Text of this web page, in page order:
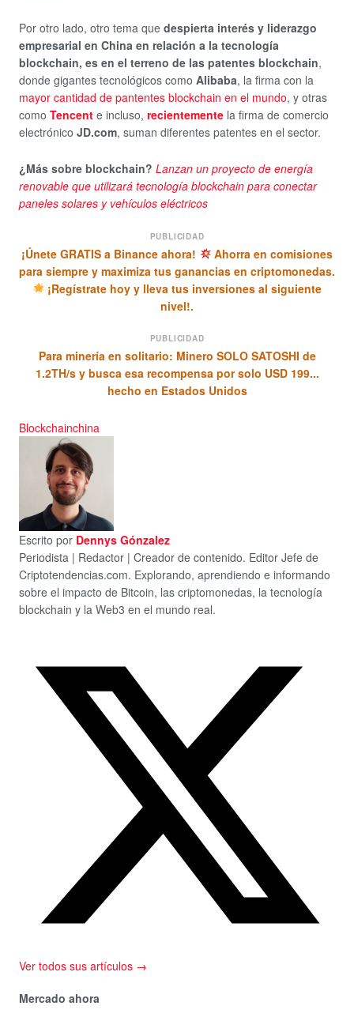
Por otro lado, otro tema que despierta interés y liderazgo
empresarial en China en relación a la tecnología
blockchain, es en el terreno de las patentes blockchain,
donde gigantes tecnológicos como Alibaba, la firma con la
mayor cantidad de pantentes blockchain en el mundo, y otras
como Tencent e incluso, recientemente la firma de comercio
electrónico JD.com, suman diferentes patentes en el sector.
¿Más sobre blockchain? Lanzan un proyecto de energía
renovable que utilizará tecnología blockchain para conectar
paneles solares y vehículos eléctricos
PUBLICIDAD
¡Únete GRATIS a Binance ahora!
Ahorra en comisiones
para siempre y maximiza tus ganancias en criptomonedas.
¡Regístrate hoy y lleva tus inversiones al siguiente
nivel!.
PUBLICIDAD
Para minería en solitario: Minero SOLO SATOSHI de
1.2TH/s y busca esa recompensa por solo USD 199...
hecho en Estados Unidos
Blockchainchina
Escrito por Dennys Gónzalez
Periodista | Redactor | Creador de contenido. Editor Jefe de
Criptotendencias.com. Explorando, aprendiendo e informando
sobre el impacto de Bitcoin, las criptomonedas, la tecnología
blockchain y la Web3 en el mundo real.
Ver todos sus artículos →
Mercado ahora